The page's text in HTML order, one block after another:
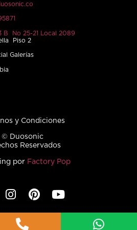
B No 25-21 Local 2089
Piso 2
Galerías
y Condiciones
© Duosonic
Reservados
por Factory Pop